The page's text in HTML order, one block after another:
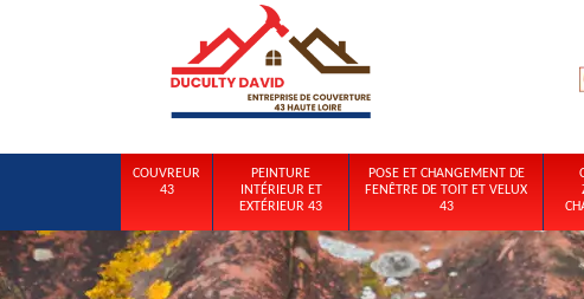
COUVREUR
43
PEINTURE
INTÉRIEUR ET
EXTÉRIEUR 43
POSE ET CHANGEMENT DE
FENÊTRE DE TOIT ET VELUX
43